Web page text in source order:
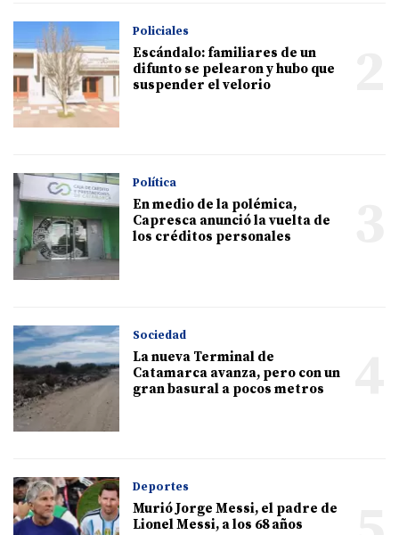
Policiales
Escándalo: familiares de un
difunto se pelearon y hubo que
suspender el velorio
Política
En medio de la polémica,
Capresca anunció la vuelta de
los créditos personales
Sociedad
La nueva Terminal de
Catamarca avanza, pero con un
gran basural a pocos metros
Deportes
Murió Jorge Messi, el padre de
Lionel Messi, a los 68 años